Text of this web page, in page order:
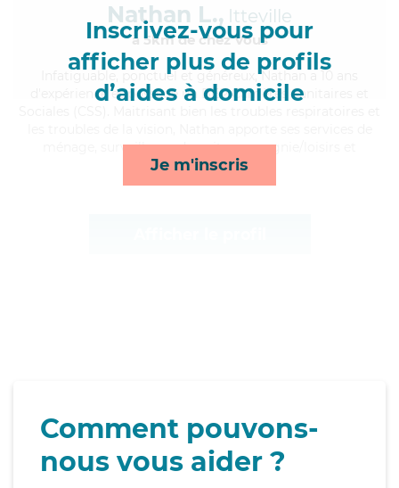
Inscrivez-vous pour
afficher plus de profils
d’aides à domicile
Je m'inscris
Nathan L., Itteville
à 5km de chez Vous
, ponctuel et généreux, Nathan a 10 ans
d'expérience et possède un BEP Carrières Sanitaires et
ménage, surveillance de nuit, compagnie/loisirs et
mobilité*
Comment pouvons-
nous vous aider ?